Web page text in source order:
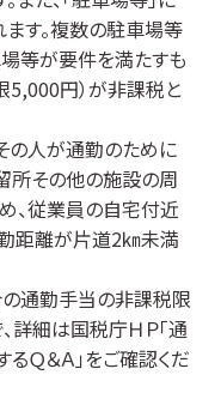
す。複数の駐車場等
等が要件を満たすも
5,000円）が非課税と
の人が通勤のために
所その他の施設の周
、従業員の自宅付近
距離が片道2㎞未満
通勤手当の非課税限
詳細は国税庁ＨＰ「通
Ｑ＆Ａ」をご確認くだ